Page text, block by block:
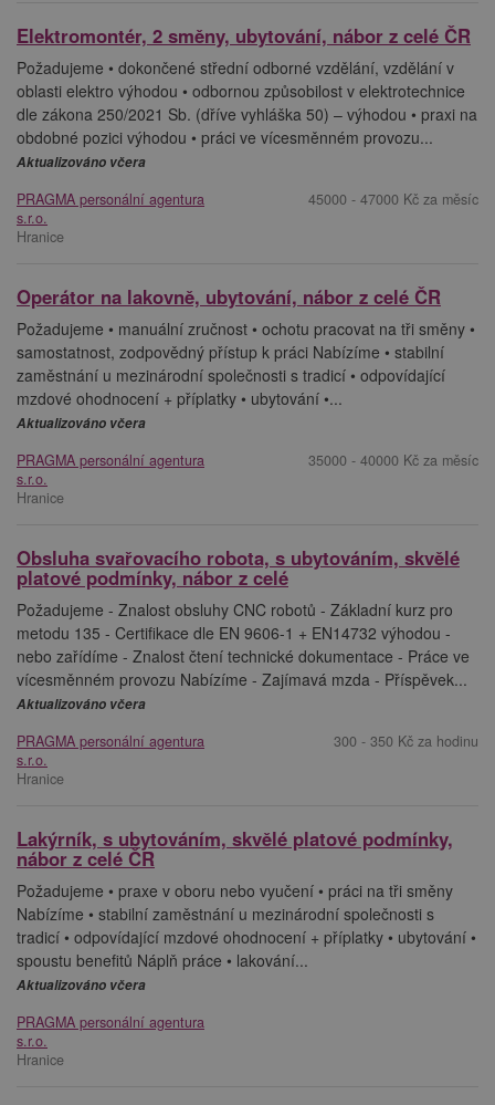
Elektromontér, 2 směny, ubytování, nábor z celé ČR
Požadujeme • dokončené střední odborné vzdělání, vzdělání v
oblasti elektro výhodou • odbornou způsobilost v elektrotechnice
dle zákona 250/2021 Sb. (dříve vyhláška 50) – výhodou • praxi na
obdobné pozici výhodou • práci ve vícesměnném provozu...
Aktualizováno včera
PRAGMA personální agentura
s.r.o.
Hranice
45000 - 47000 Kč za měsíc
Operátor na lakovně, ubytování, nábor z celé ČR
Požadujeme • manuální zručnost • ochotu pracovat na tři směny •
samostatnost, zodpovědný přístup k práci Nabízíme • stabilní
zaměstnání u mezinárodní společnosti s tradicí • odpovídající
mzdové ohodnocení + příplatky • ubytování •...
Aktualizováno včera
PRAGMA personální agentura
s.r.o.
Hranice
35000 - 40000 Kč za měsíc
Obsluha svařovacího robota, s ubytováním, skvělé
platové podmínky, nábor z celé
Požadujeme - Znalost obsluhy CNC robotů - Základní kurz pro
metodu 135 - Certifikace dle EN 9606-1 + EN14732 výhodou -
nebo zařídíme - Znalost čtení technické dokumentace - Práce ve
vícesměnném provozu Nabízíme - Zajímavá mzda - Příspěvek...
Aktualizováno včera
PRAGMA personální agentura
s.r.o.
Hranice
300 - 350 Kč za hodinu
Lakýrník, s ubytováním, skvělé platové podmínky,
nábor z celé ČR
Požadujeme • praxe v oboru nebo vyučení • práci na tři směny
Nabízíme • stabilní zaměstnání u mezinárodní společnosti s
tradicí • odpovídající mzdové ohodnocení + příplatky • ubytování •
spoustu benefitů Náplň práce • lakování...
Aktualizováno včera
PRAGMA personální agentura
s.r.o.
Hranice